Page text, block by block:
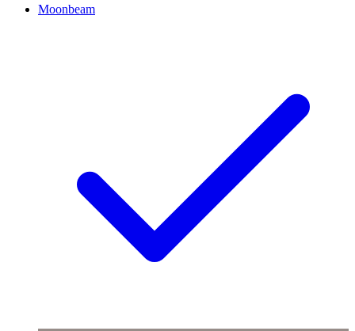
Moonbeam